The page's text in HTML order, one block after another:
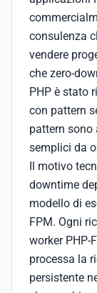
consulenza
vendere
che zero-
PHP è stato
con pattern
pattern sono
semplici da
Il motivo
downtime
modello di
FPM. Ogni
worker PHP-
processa la
persistente